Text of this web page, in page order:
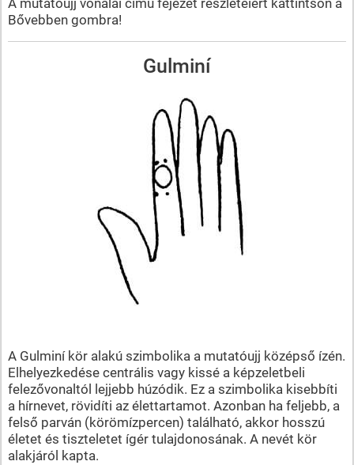
Bővebben gombra!
Gulminí
A Gulminí kör alakú szimbolika a mutatóujj középső ízén.
Elhelyezkedése centrális vagy kissé a képzeletbeli
felezővonaltól lejjebb húzódik. Ez a szimbolika kisebbíti
a hírnevet, rövidíti az élettartamot. Azonban ha feljebb, a
felső parván (körömízpercen) található, akkor hosszú
életet és tiszteletet ígér tulajdonosának. A nevét kör
alakjáról kapta.